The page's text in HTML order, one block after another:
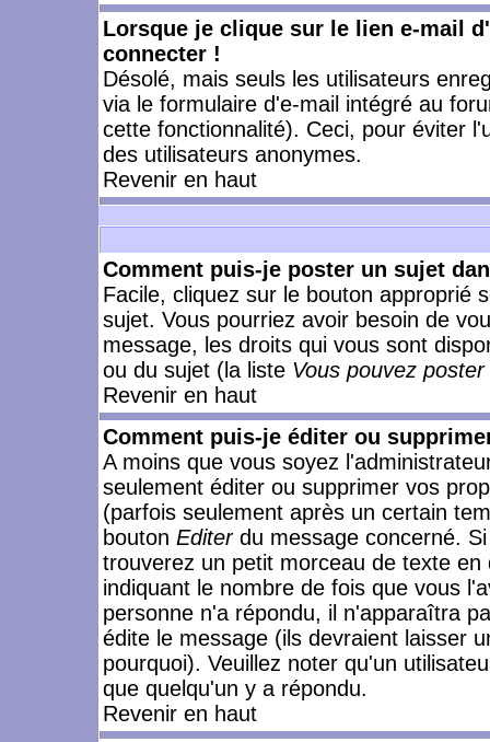
Lorsque je clique sur le lien e-mail
connecter !
Désolé, mais seuls les utilisateurs
via le formulaire d'e-mail intégré au
cette fonctionnalité). Ceci, pour éviter
des utilisateurs anonymes.
Revenir en haut
Comment puis-je poster un sujet
Facile, cliquez sur le bouton approprié
sujet. Vous pourriez avoir besoin de
message, les droits qui vous sont
ou du sujet (la liste Vous pouvez
Revenir en haut
Comment puis-je éditer ou
A moins que vous soyez
seulement éditer ou supprimer vos
(parfois seulement après un certain
bouton Editerdu message concerné.
trouverez un petit morceau de texte
indiquant le nombre de fois que vous
personne n'a répondu, il n'apparaîtra
édite le message (ils devraient laisser
pourquoi). Veuillez noter qu'un
que quelqu'un y a répondu.
Revenir en haut